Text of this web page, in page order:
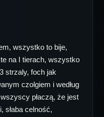
wszystko to bije,
na I tierach, wszystko
strzaly, foch jak
czolgiem i według
płaczą, że jest
słaba celność,